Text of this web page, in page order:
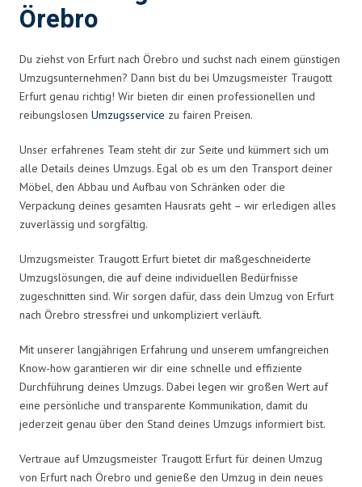
Örebro
Du ziehst von Erfurt nach Örebro und suchst nach einem günstigen
Umzugsunternehmen? Dann bist du bei Umzugsmeister Traugott
Erfurt genau richtig! Wir bieten dir einen professionellen und
reibungslosen Umzugsservice zu fairen Preisen.
Unser erfahrenes Team steht dir zur Seite und kümmert sich um
alle Details deines Umzugs. Egal ob es um den Transport deiner
Möbel, den Abbau und Aufbau von Schränken oder die
Verpackung deines gesamten Hausrats geht – wir erledigen alles
zuverlässig und sorgfältig.
Umzugsmeister Traugott Erfurt bietet dir maßgeschneiderte
Umzugslösungen, die auf deine individuellen Bedürfnisse
zugeschnitten sind. Wir sorgen dafür, dass dein Umzug von Erfurt
nach Örebro stressfrei und unkompliziert verläuft.
Mit unserer langjährigen Erfahrung und unserem umfangreichen
Know-how garantieren wir dir eine schnelle und effiziente
Durchführung deines Umzugs. Dabei legen wir großen Wert auf
eine persönliche und transparente Kommunikation, damit du
jederzeit genau über den Stand deines Umzugs informiert bist.
Vertraue auf Umzugsmeister Traugott Erfurt für deinen Umzug
von Erfurt nach Örebro und genieße den Umzug in dein neues